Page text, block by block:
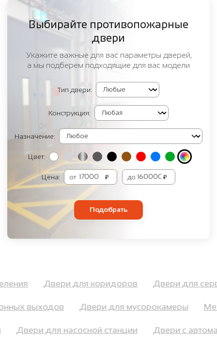
Выбирайте противопожарные
двери
Укажите важные для вас параметры дверей,
а мы подберем подходящие для вас модели
Тип двери:
Конструкция:
Назначение:
Цвет:
Цена: от ₽ до ₽
Подобрать
Двери для коридоров Двери для
выходов Двери для мусорокамеры
Двери для насосной станции Двери с